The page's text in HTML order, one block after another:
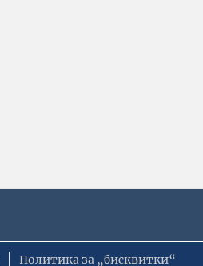
Политика за „бисквитки“